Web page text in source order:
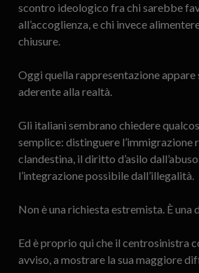
scontro ideologico fra chi sarebbe
all’accoglienza, e chi invece
chiusure.
Oggi quella rappresentazione appare
aderente alla realtà.
Gli italiani sembrano chiedere
semplice: distinguere l’immigrazione
clandestina, il diritto d’asilo
l’integrazione possibile dall’illegalità.
Non è una richiesta estremista. È una
Ed è proprio qui che il centrosinistra
avviso, a mostrare la sua maggiore